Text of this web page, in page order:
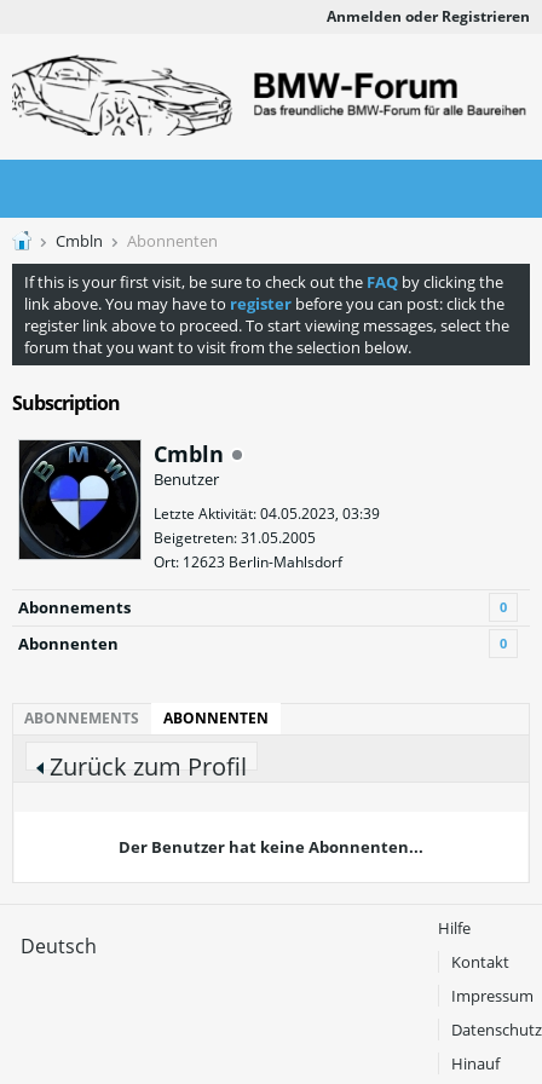
Anmelden oder Registrieren
Cmbln
Abonnenten
If this is your first visit, be sure to check out the FAQ by clicking the
link above. You may have to register before you can post: click the
register link above to proceed. To start viewing messages, select the
forum that you want to visit from the selection below.
Subscription
Cmbln
Benutzer
Letzte Aktivität: 04.05.2023, 03:39
Beigetreten: 31.05.2005
Ort: 12623 Berlin-Mahlsdorf
Abonnements 0
Abonnenten 0
ABONNEMENTS ABONNENTEN
Zurück zum Profil
Der Benutzer hat keine Abonnenten...
Deutsch
Hilfe
Kontakt
Impressum
Datenschutz
Hinauf